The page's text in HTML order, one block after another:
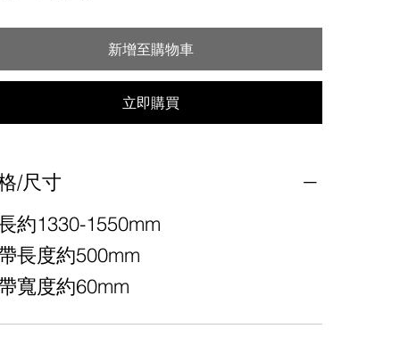
新增至購物車
立即購買
/尺寸
約1330-1550mm
長度約500mm
寬度約60mm